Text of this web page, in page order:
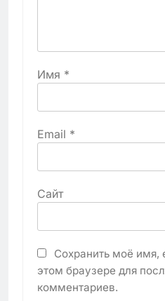
Имя *
Email *
Сайт
Сохранить моё имя,
этом браузере для
комментариев.